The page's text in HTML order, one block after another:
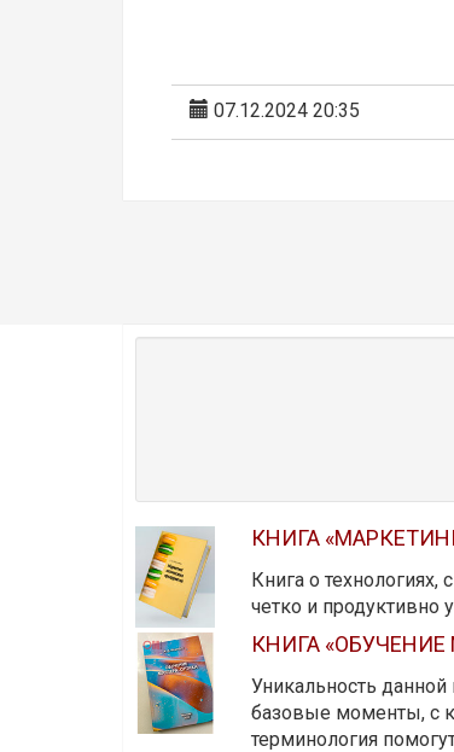
07.12.2024 20:35
КНИГА
Книга о
четко и продуктивно
КНИГА
Уникальность
базовые моменты, с
терминология